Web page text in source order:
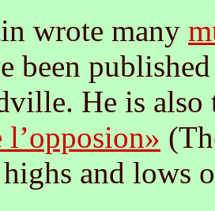
wrote many
been
He is
and lows